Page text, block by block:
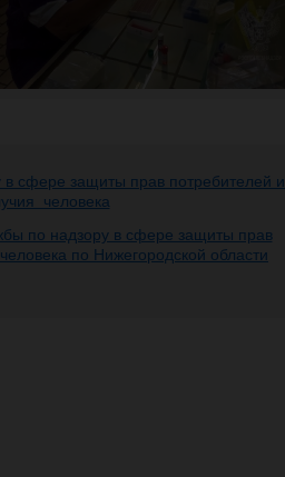
сфере защиты прав потребителей и
человека
по надзору в сфере защиты прав
по Нижегородской области